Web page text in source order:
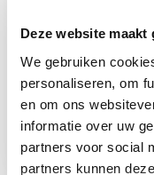
Deze website
We gebruiken
personaliseren, om
en om ons
informatie over uw
partners voor social
partners kunnen
Oak Late Autumn
Niet op voorraad